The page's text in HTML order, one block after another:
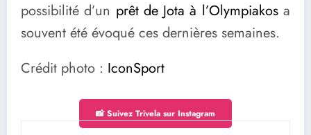
possibilité d’un prêt de Jota à l’Olympiakosa
souvent été évoqué ces dernières semaines.
Crédit photo : IconSport
📸 Suivez Trivela sur Instagram